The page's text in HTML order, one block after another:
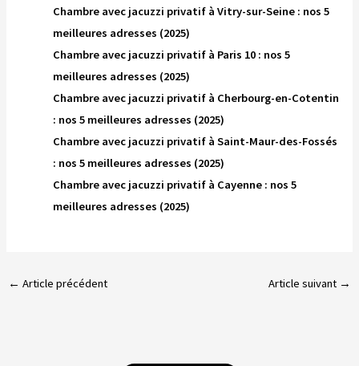
Chambre avec jacuzzi privatif à Vitry-sur-Seine : nos 5
meilleures adresses (2025)
Chambre avec jacuzzi privatif à Paris 10 : nos 5
meilleures adresses (2025)
Chambre avec jacuzzi privatif à Cherbourg-en-Cotentin
: nos 5 meilleures adresses (2025)
Chambre avec jacuzzi privatif à Saint-Maur-des-Fossés
: nos 5 meilleures adresses (2025)
Chambre avec jacuzzi privatif à Cayenne : nos 5
meilleures adresses (2025)
← Article précédent Article suivant →